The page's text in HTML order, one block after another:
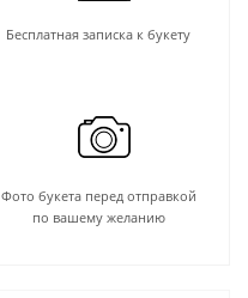
Бесплатная записка к букету
Фото букета перед отправкой
по вашему желанию